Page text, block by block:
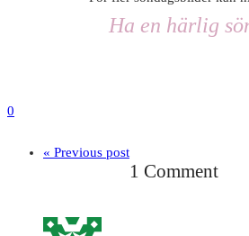
Ha en härlig
0
« Previous post
1 Comment